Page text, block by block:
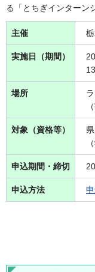
る「とちぎインターン
主催
実施日（期間）
場所
対象（資格等）
申込期間・締切
申込方法